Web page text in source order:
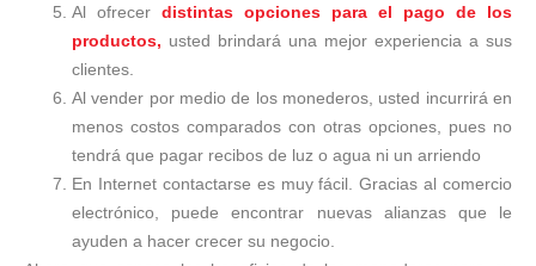
Al ofrecer distintas opciones para el pago de los
productos, usted brindará una mejor experiencia a sus
clientes.
Al vender por medio de los monederos, usted incurrirá en
menos costos comparados con otras opciones, pues no
tendrá que pagar recibos de luz o agua ni un arriendo
En Internet contactarse es muy fácil. Gracias al comercio
electrónico, puede encontrar nuevas alianzas que le
ayuden a hacer crecer su negocio.